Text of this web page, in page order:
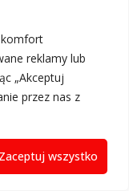
komfort
reklamy lub
„Akceptuj
przez nas z
Zaceptuj wszystko